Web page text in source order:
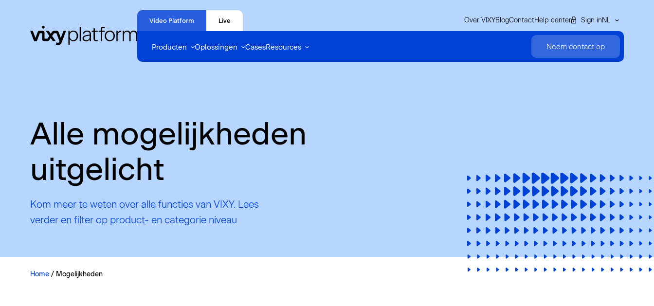
Home
Video Platform Live Over VIXYBlogContactHelp center Sign inNL
Producten Oplossingen CasesResources Neem contact op
Alle mogelijkheden
uitgelicht
Kom meer te weten over alle functies van VIXY. Lees
verder en filter op product- en categorie niveau
Home / Mogelijkheden